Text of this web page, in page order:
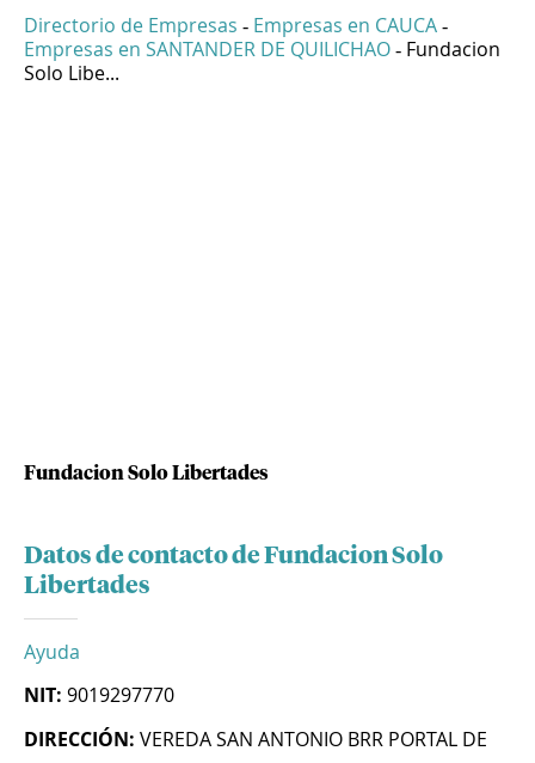
Directorio de Empresas - Empresas en CAUCA -
Empresas en SANTANDER DE QUILICHAO - Fundacion
Solo Libe...
Fundacion Solo Libertades
Datos de contacto de Fundacion Solo
Libertades
Ayuda
NIT: 9019297770
DIRECCIÓN: VEREDA SAN ANTONIO BRR PORTAL DE